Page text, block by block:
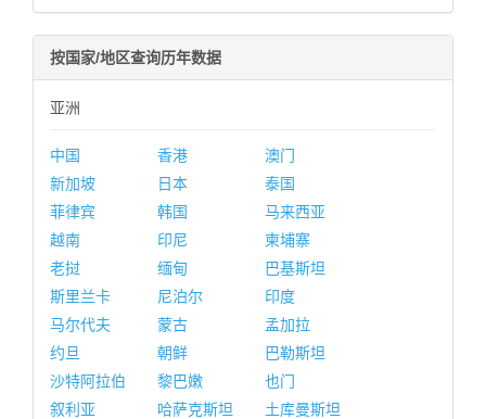
按国家/地区查询历年数据
亚洲
中国 香港
澳门
新加坡
日本
泰国
菲律宾
韩国
马来西亚
越南
印尼
柬埔寨
老挝
缅甸
巴基斯坦
斯里兰卡
尼泊尔
印度
马尔代夫
蒙古
孟加拉
约旦
朝鲜
巴勒斯坦
沙特阿拉伯
黎巴嫩
也门
叙利亚
哈萨克斯坦
土库曼斯坦